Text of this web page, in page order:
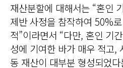
재산분할에 대해서는 “혼인
제반 사정을 참작하여 50%
적”이라면서 “다만, 혼인 기
성에 기여한 바가 매우 적고,
동 재산이 대부분 형성되었